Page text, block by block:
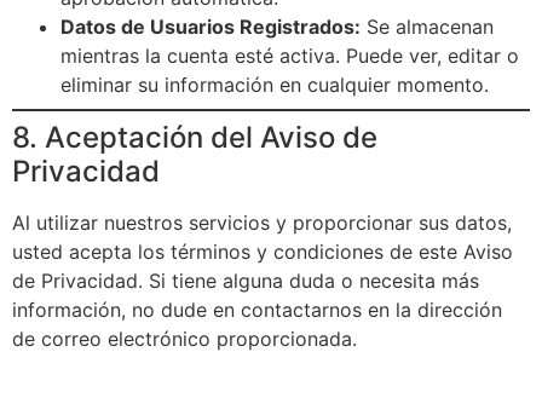
Datos de Usuarios Registrados: Se almacenan
mientras la cuenta esté activa. Puede ver, editar o
eliminar su información en cualquier momento.
8. Aceptación del Aviso de
Privacidad
Al utilizar nuestros servicios y proporcionar sus datos,
usted acepta los términos y condiciones de este Aviso
de Privacidad. Si tiene alguna duda o necesita más
información, no dude en contactarnos en la dirección
de correo electrónico proporcionada.